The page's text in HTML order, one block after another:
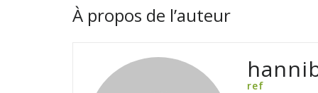
À propos de l’auteur
ref